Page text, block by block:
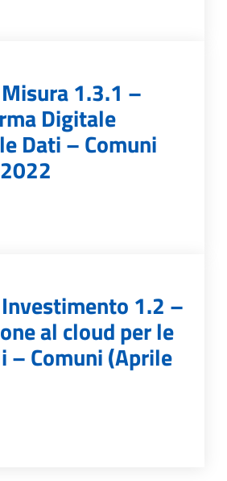
1.3.1 –
Digitale
Dati – Comuni
1.2 –
al cloud per le
– Comuni (Aprile